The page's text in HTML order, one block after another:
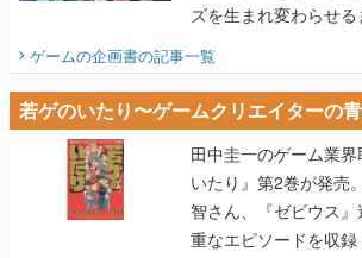
ズを生まれ変わらせ
ビュー】
ゲームの企画書の記事一覧
若ゲのいたり〜ゲームクリエイターの
田中圭一のゲーム業
いたり』第2巻が発売
智さん、『ゼビウス
重なエピソードを収録